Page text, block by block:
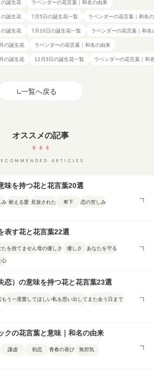
の誕生花 ラベンダーの花言葉｜和名の由来
の誕生花 7月5日の誕生花一覧 ラベンダーの花言葉｜和名
の誕生花 7月10日の誕生花一覧 ラベンダーの花言葉｜和名
の誕生花 ラベンダーの花言葉｜和名の由来
の誕生花 12月3日の誕生花一覧 ラベンダーの花言葉｜和
一覧へ戻る
オススメの記事
ARTICLES
味を持つ花と花言葉20選
み 耐える愛 見放された 卑下 恋の苦しみ
表す花と花言葉22選
を捨てません 母の優しさ 優しさ あなたを守る
心
恋）の意味を持つ花と花言葉23選
もう一度愛してほしい私を思い出して また会う日まで
クの花言葉と意味｜和名の由来
謙虚 初恋 青春の喜び 無邪気